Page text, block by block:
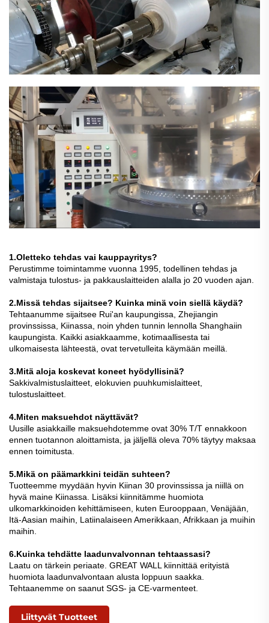
1.Oletteko tehdas vai kauppayritys?
Perustimme toimintamme vuonna 1995, todellinen tehdas ja
valmistaja tulostus- ja pakkauslaitteiden alalla jo 20 vuoden ajan.
2.Missä tehdas sijaitsee? Kuinka minä voin siellä käydä?
Tehtaanumme sijaitsee Rui'an kaupungissa, Zhejiangin
provinssissa, Kiinassa, noin yhden tunnin lennolla Shanghaiin
kaupungista. Kaikki asiakkaamme, kotimaallisesta tai
ulkomaisesta lähteestä, ovat tervetulleita käymään meillä.
3.Mitä aloja koskevat koneet hyödyllisinä?
Sakkivalmistuslaitteet, elokuvien puuhkumislaitteet,
tulostuslaitteet.
4.Miten maksuehdot näyttävät?
Uusille asiakkaille maksuehdotemme ovat 30% T/T ennakkoon
ennen tuotannon aloittamista, ja jäljellä oleva 70% täytyy maksaa
ennen toimitusta.
5.Mikä on päämarkkini teidän suhteen?
Tuotteemme myydään hyvin Kiinan 30 provinssissa ja niillä on
hyvä maine Kiinassa. Lisäksi kiinnitämme huomiota
ulkomarkkinoiden kehittämiseen, kuten Eurooppaan, Venäjään,
Itä-Aasian maihin, Latiinalaiseen Amerikkaan, Afrikkaan ja muihin
maihin.
6.Kuinka tehdätte laadunvalvonnan tehtaassasi?
Laatu on tärkein periaate. GREAT WALL kiinnittää erityistä
huomiota laadunvalvontaan alusta loppuun saakka.
Tehtaanemme on saanut SGS- ja CE-varmenteet.
Liittyvät Tuotteet